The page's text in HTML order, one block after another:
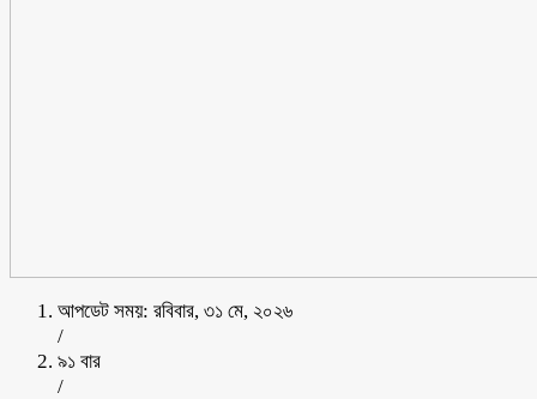
আপডেট সময়: রবিবার, ৩১ মে, ২০২৬
/
৯১ বার
/